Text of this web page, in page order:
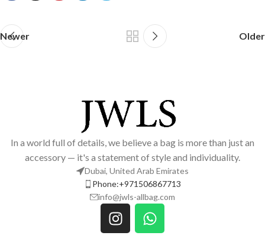
Newer Older
In a world full of details, we believe a bag is more than just an
accessory — it's a statement of style and individuality.
Dubai, United Arab Emirates
Phone:+971506867713
info@jwls-allbag.com